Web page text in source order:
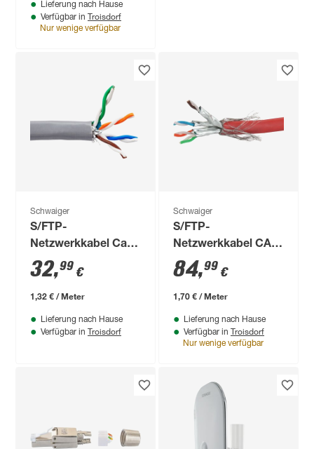
Lieferung nach Hause
Verfügbar in Troisdorf
Nur wenige verfügbar
Schwaiger
S/FTP-
Netzwerkkabel Cat
6a NWKU 6025 25 m
32,99 €
1,32 € / Meter
Lieferung nach Hause
Verfügbar in Troisdorf
Schwaiger
S/FTP-
Netzwerkkabel CAT
7 orange, 50 m
84,99 €
1,70 € / Meter
Lieferung nach Hause
Verfügbar in Troisdorf
Nur wenige verfügbar